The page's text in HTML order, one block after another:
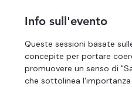
Info sull'evento
Queste sessioni basate
concepite per portare
promuovere un senso di
che sottolinea